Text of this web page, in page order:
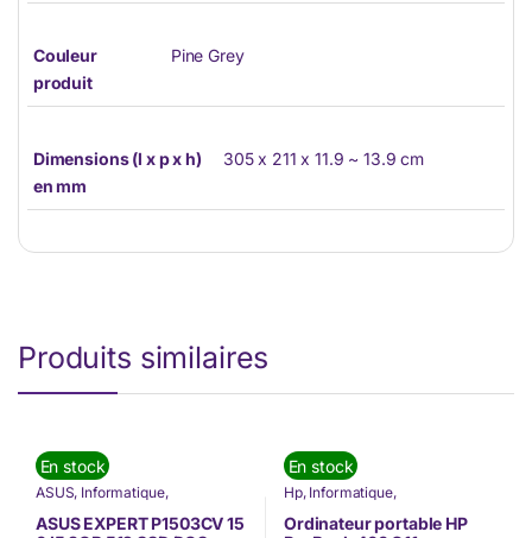
Couleur
produit
Pine Grey
Dimensions (l x p x h)
en mm
305 x 211 x 11.9 ~ 13.9 cm
Produits similaires
En stock
ASUS, Informatique,
INFORMATIQUE
,Nos Marques
Nouvel arrivage,Ordinateur
ASUS EXPERT P1503CV 15
En stock
Hp, Informatique,
INFORMATIQUE
,
Nouvel arrivage,Ordinateur
Ordinateur portable HP